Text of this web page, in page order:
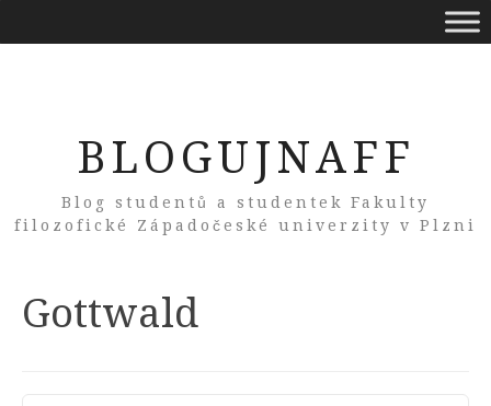
BLOGUJNAFF
Blog studentů a studentek Fakulty
filozofické Západočeské univerzity v Plzni
Tag:
Gottwald